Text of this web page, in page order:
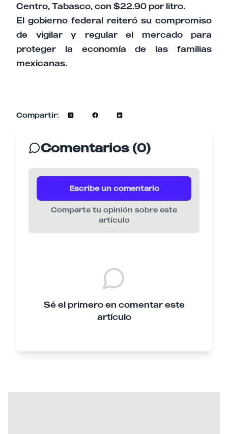
Centro, Tabasco, con $22.90 por litro.
El gobierno federal reiteró su compromiso
de vigilar y regular el mercado para
proteger la economía de las familias
mexicanas.
Compartir:
Comentarios (0)
Escribe un comentario
Comparte tu opinión sobre este
artículo
Sé el primero en comentar este
artículo